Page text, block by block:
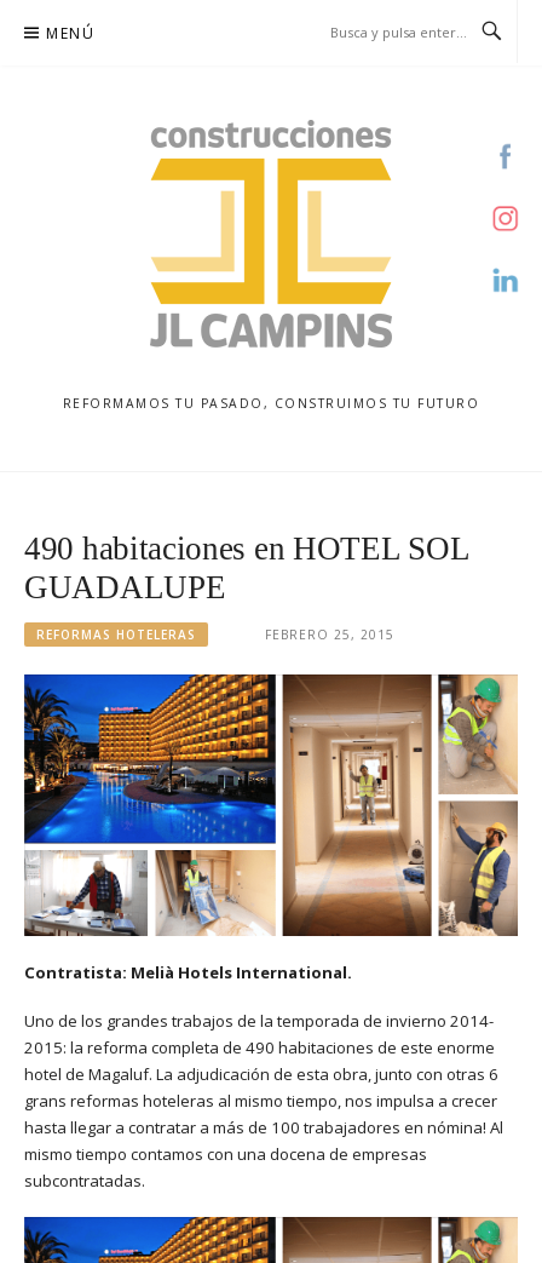
MENÚ
REFORMAMOS TU PASADO, CONSTRUIMOS TU FUTURO
490 habitaciones en HOTEL SOL
GUADALUPE
REFORMAS HOTELERAS FEBRERO 25, 2015
Contratista: Melià Hotels International.
Uno de los grandes trabajos de la temporada de invierno 2014-
2015: la reforma completa de 490 habitaciones de este enorme
hotel de Magaluf. La adjudicación de esta obra, junto con otras 6
grans reformas hoteleras al mismo tiempo, nos impulsa a crecer
hasta llegar a contratar a más de 100 trabajadores en nómina! Al
mismo tiempo contamos con una docena de empresas
subcontratadas.